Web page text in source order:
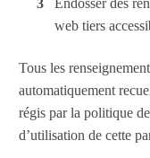
web tiers
Tous les
automatiquement
régis par la politique
d’utilisation de cette